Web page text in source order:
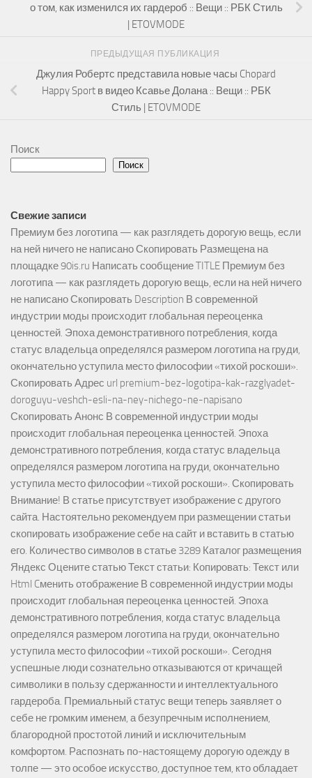
о том, как изменился их гардероб :: Вещи :: РБК Стиль
| ETOVMODE
ПРЕДЫДУЩАЯ ПУБЛИКАЦИЯ
Джулия Робертс представила новые часы Chopard
Happy Sport в видео Ксавье Долана :: Вещи :: РБК
Стиль | ETOVMODE
Поиск
Поиск
Свежие записи
Премиум без логотипа — как разглядеть дорогую вещь, если
на ней ничего не написано Скопировать Размещена на
площадке 90is.ru Написать сообщение TITLE Премиум без
логотипа — как разглядеть дорогую вещь, если на ней ничего
не написано Скопировать Description В современной
индустрии моды происходит глобальная переоценка
ценностей. Эпоха демонстративного потребления, когда
статус владельца определялся размером логотипа на груди,
окончательно уступила место философии «тихой роскоши».
Скопировать Адрес url premium-bez-logotipa-kak-razglyadet-
doroguyu-veshch-esli-na-ney-nichego-ne-napisano
Скопировать Анонс В современной индустрии моды
происходит глобальная переоценка ценностей. Эпоха
демонстративного потребления, когда статус владельца
определялся размером логотипа на груди, окончательно
уступила место философии «тихой роскоши». Скопировать
Внимание! В статье присутствует изображение с другого
сайта. Настоятельно рекомендуем при размещении статьи
скопировать изображение себе на сайт и вставить в статью
его. Количество символов в статье 3289 Каталог размещения
Яндекс Оцените статью Текст статьи: Копировать: Текст или
Html Cменить отображение В современной индустрии моды
происходит глобальная переоценка ценностей. Эпоха
демонстративного потребления, когда статус владельца
определялся размером логотипа на груди, окончательно
уступила место философии «тихой роскоши». Сегодня
успешные люди сознательно отказываются от кричащей
символики в пользу сдержанности и интеллектуального
гардероба. Премиальный статус вещи теперь заявляет о
себе не громким именем, а безупречным исполнением,
благородной простотой линий и исключительным
комфортом. Распознать по-настоящему дорогую одежду в
толпе — это особое искусство, доступное тем, кто обладает